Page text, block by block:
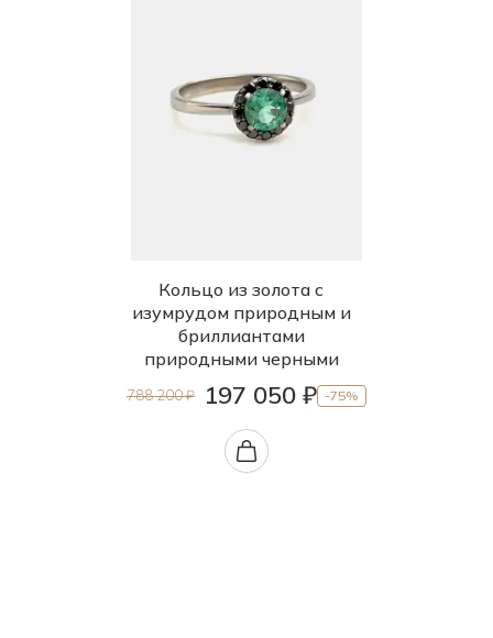
Кольцо из золота с
изумрудом природным и
бриллиантами
природными черными
788 200 ₽ 197 050 ₽ -75%